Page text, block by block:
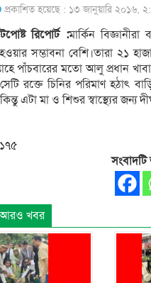
প্রকাশিত হয়েছে : ১৩ জানুয়ারি ২০১৬,
রিপোর্ট :মার্কিন
সম্ভাবনা বেশি।তারা ২১
পাঁচবারের মতো আলু প্রধান
সেটি রক্তে চিনির পরিমাণ হঠাৎ
এটা মা ও শিশুর স্বাস্থ্যের জন্য
১৭৫
আরও খবর